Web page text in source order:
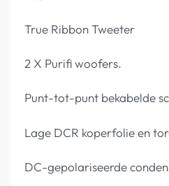
True Ribbon Tweeter
2 X Purifi woofers.
Punt-tot-punt bekabelde
Lage DCR koperfolie en
DC-gepolariseerde